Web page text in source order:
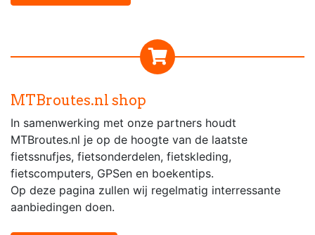
MTBroutes.nl shop
In samenwerking met onze partners houdt
MTBroutes.nl je op de hoogte van de laatste
fietssnufjes, fietsonderdelen, fietskleding,
fietscomputers, GPSen en boekentips.
Op deze pagina zullen wij regelmatig interressante
aanbiedingen doen.